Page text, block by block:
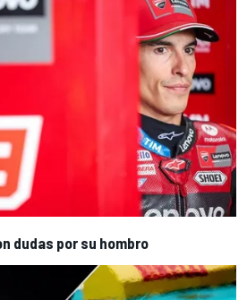
dudas por su hombro